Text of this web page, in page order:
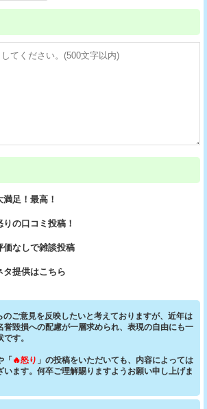
満足！最高！
りの口コミ投稿！
価なしで雑談投稿
タ提供はこちら
のご意見を反映したいと考えておりますが、近年は
誉毀損への配慮が一層求められ、表現の自由にも一
す。
「🔥怒り 」の投稿をいただいても、内容によっては
います。何卒ご理解賜りますようお願い申し上げま